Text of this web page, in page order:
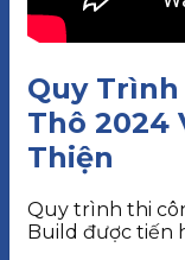
Quy Trình
Thô 2024
Thiện
Quy trình thi
Build được tiến